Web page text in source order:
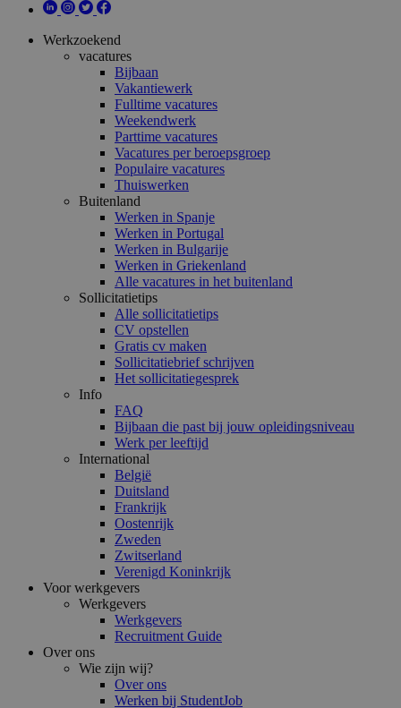
Werkzoekend
vacatures
Bijbaan
Vakantiewerk
Fulltime vacatures
Weekendwerk
Parttime vacatures
Vacatures per beroepsgroep
Populaire vacatures
Thuiswerken
Buitenland
Werken in Spanje
Werken in Portugal
Werken in Bulgarije
Werken in Griekenland
Alle vacatures in het buitenland
Sollicitatietips
Alle sollicitatietips
CV opstellen
Gratis cv maken
Sollicitatiebrief schrijven
Het sollicitatiegesprek
Info
FAQ
Bijbaan die past bij jouw opleidingsniveau
Werk per leeftijd
International
België
Duitsland
Frankrijk
Oostenrijk
Zweden
Zwitserland
Verenigd Koninkrijk
Voor werkgevers
Werkgevers
Werkgevers
Recruitment Guide
Over ons
Wie zijn wij?
Over ons
Werken bij StudentJob